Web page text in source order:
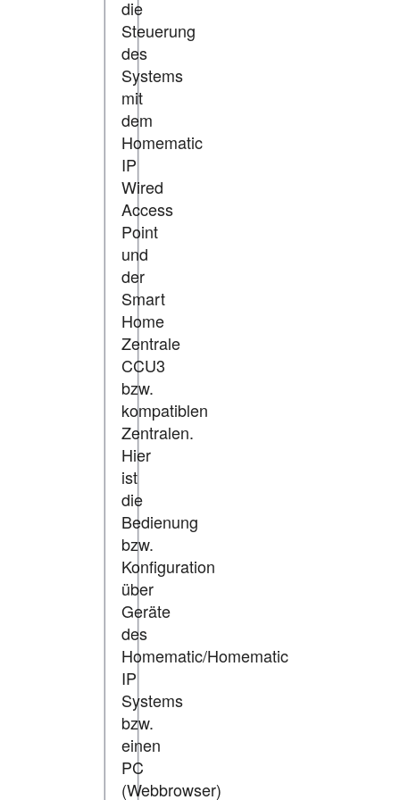
die
Steuerung
des
Systems
mit
dem
Homematic
IP
Wired
Access
Point
und
der
Smart
Home
Zentrale
CCU3
bzw.
kompatiblen
Zentralen.
Hier
ist
die
Bedienung
bzw.
Konfiguration
über
Geräte
des
Homematic/Homematic
IP
Systems
bzw.
einen
PC
(Webbrowser)